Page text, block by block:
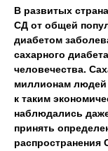
В развитых
СД от общей
диабетом
сахарного
человечества.
миллионам людей
к таким
наблюдались
принять
распространения